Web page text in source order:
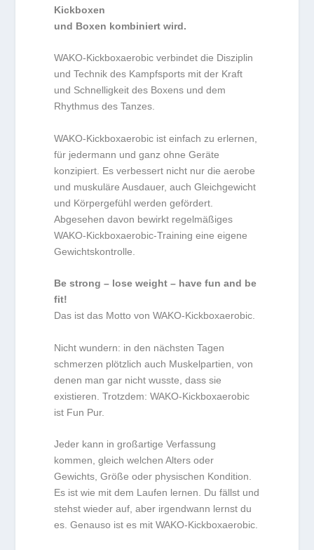
Kickboxen
und Boxen kombiniert wird.
WAKO-Kickboxaerobic verbindet die Disziplin
und Technik des Kampfsports mit der Kraft
und Schnelligkeit des Boxens und dem
Rhythmus des Tanzes.
WAKO-Kickboxaerobic ist einfach zu erlernen,
für jedermann und ganz ohne Geräte
konzipiert. Es verbessert nicht nur die aerobe
und muskuläre Ausdauer, auch Gleichgewicht
und Körpergefühl werden gefördert.
Abgesehen davon bewirkt regelmäßiges
WAKO-Kickboxaerobic-Training eine eigene
Gewichtskontrolle.
Be strong – lose weight – have fun and be
fit!
Das ist das Motto von WAKO-Kickboxaerobic.
Nicht wundern: in den nächsten Tagen
schmerzen plötzlich auch Muskelpartien, von
denen man gar nicht wusste, dass sie
existieren. Trotzdem: WAKO-Kickboxaerobic
ist Fun Pur.
Jeder kann in großartige Verfassung
kommen, gleich welchen Alters oder
Gewichts, Größe oder physischen Kondition.
Es ist wie mit dem Laufen lernen. Du fällst und
stehst wieder auf, aber irgendwann lernst du
es. Genauso ist es mit WAKO-Kickboxaerobic.